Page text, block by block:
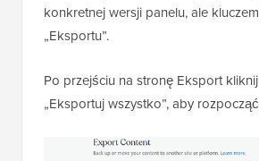
konkretnej wersji panelu, ale
„Eksportu”.
Po przejściu na stronę Eksport
„Eksportuj wszystko”, aby